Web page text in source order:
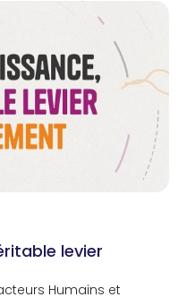
levier
Humains et